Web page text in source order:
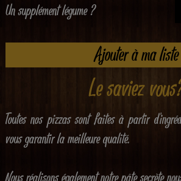
Un supplément légume ?
Ajouter à ma liste
Le saviez
Toutes nos pizzas sont faites à partir
vous garantir la meilleure qualité.